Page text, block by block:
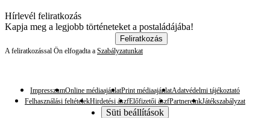
Hírlevél feliratkozás
Kapja meg a legjobb történeteket a postaládájába!
Feliratkozás
A feliratkozással Ön elfogadta a Szabályzatunkat
ImpresszumOnline médiaajánlatPrint médiaajánlatAdatvédelmi tájékoztató
Felhasználási feltételekHirdetési ászfElőfizetői ászfPartnereinkJátékszabályzat
Süti beállítások